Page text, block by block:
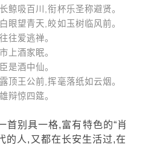
吸百川,衔杯乐圣称避贤。
望青天,皎如玉树临风前。
爱逃禅。
酒家眠。
酒中仙。
王公前,挥毫落纸如云烟。
惊四筵。
别具一格,富有特色的“肖
的人,又都在长安生活过,在